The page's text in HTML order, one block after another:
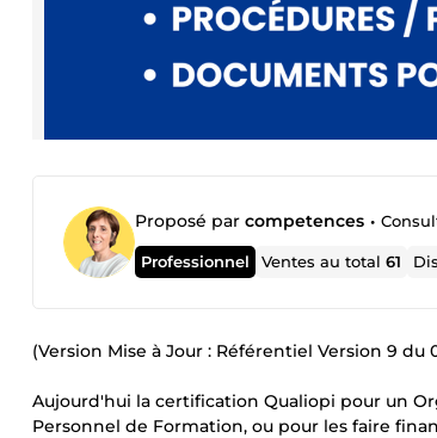
Proposé par competences •
Professionnel Ventes au total61
(Version Mise à Jour : Référentiel Version 9
Aujourd'hui la certification Qualiopi pour un
Personnel de Formation, ou pour les faire